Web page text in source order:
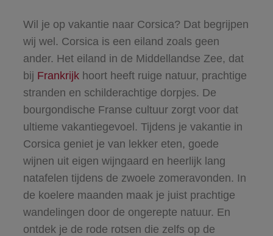
Wil je op vakantie naar Corsica? Dat begrijpen
wij wel. Corsica is een eiland zoals geen
ander. Het eiland in de Middellandse Zee, dat
bij Frankrijkhoort heeft ruige natuur, prachtige
stranden en schilderachtige dorpjes. De
bourgondische Franse cultuur zorgt voor dat
ultieme vakantiegevoel. Tijdens je vakantie in
Corsica geniet je van lekker eten, goede
wijnen uit eigen wijngaard en heerlijk lang
natafelen tijdens de zwoele zomeravonden. In
de koelere maanden maak je juist prachtige
wandelingen door de ongerepte natuur. En
ontdek je de rode rotsen die zelfs op de